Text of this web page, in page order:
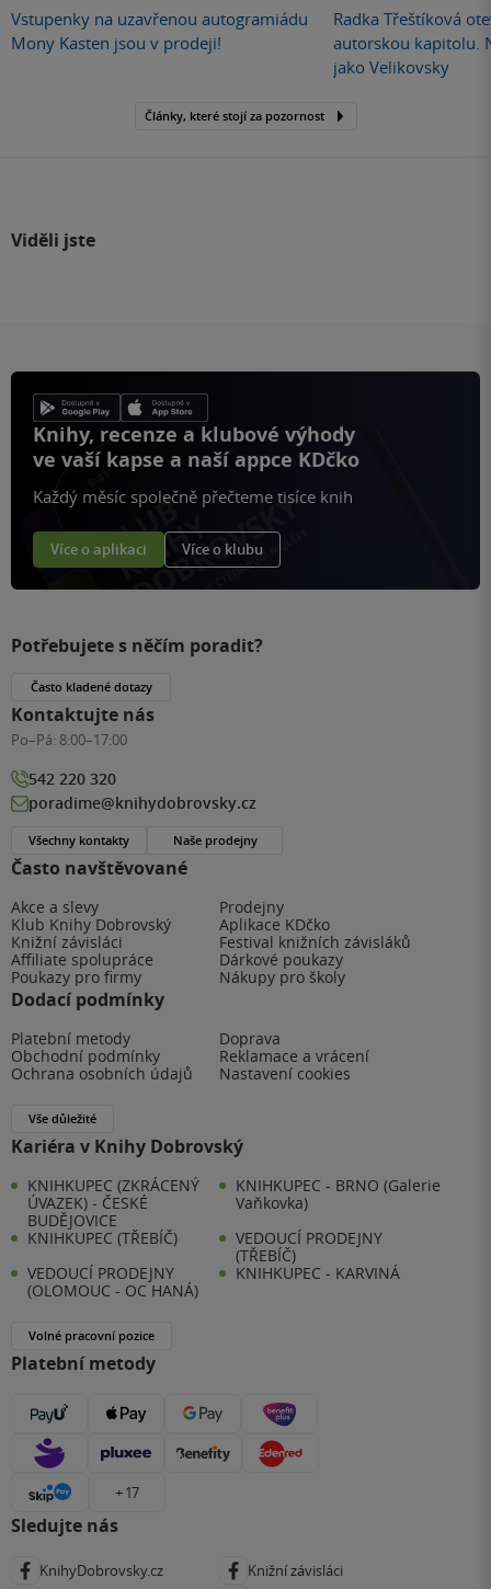
Vstupenky na uzavřenou autogramiádu
Mony Kasten jsou v prodeji!
Radka Třeštíková
autorskou kapitolu.
jako Velikovsky
Články, které stojí za pozornost
Viděli jste
Knihy, recenze a klubové výhody
ve vaší kapse a naší appce KDčko
Každý měsíc společně přečteme tisíce knih
Více o aplikaci Více o klubu
Často navštěvované
Akce a slevy
Prodejny
Klub Knihy Dobrovský
Aplikace KDčko
Knižní závisláci
Festival knižních závisláků
Affiliate spolupráce
Dárkové poukazy
Poukazy pro firmy
Nákupy pro školy
Dodací podmínky
Platební metody
Doprava
Obchodní podmínky
Reklamace a vrácení
Ochrana osobních údajů
Nastavení cookies
Vše důležité
Kariéra v Knihy Dobrovský
KNIHKUPEC (ZKRÁCENÝ
ÚVAZEK) - ČESKÉ
BUDĚJOVICE
KNIHKUPEC - BRNO (Galerie
Vaňkovka)
KNIHKUPEC (TŘEBÍČ)
VEDOUCÍ PRODEJNY
(TŘEBÍČ)
VEDOUCÍ PRODEJNY
(OLOMOUC - OC HANÁ)
KNIHKUPEC - KARVINÁ
Volné pracovní pozice
Platební metody
+ 17
Sledujte nás
KnihyDobrovsky.cz
Knižní závisláci
Potřebujete s něčím poradit?
Často kladené dotazy
Kontaktujte nás
Po–Pá: 8:00–17:00
542 220 320
poradime@knihydobrovsky.cz
Všechny kontakty Naše prodejny